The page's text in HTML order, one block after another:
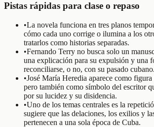
Pistas rápidas para clase o repaso
•La novela funciona en tres planos
cómo cada uno corrige o ilumina a los
tratarlos como historias separadas.
•Fernando Terry no busca solo un
una explicación para su expulsión y una
reconciliarse, o no, con su pasado cubano.
•José María Heredia aparece como
pero también como símbolo del escritor
por su lucidez y su disidencia.
•Uno de los temas centrales es la
sugiere que las delaciones, los exilios y
pertenecen a una sola época de Cuba.